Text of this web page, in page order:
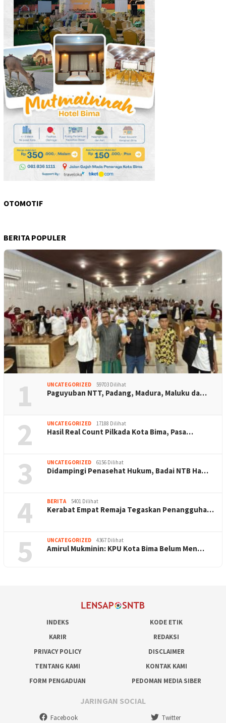
OTOMOTIF
BERITA POPULER
1 UNCATEGORIZED 59703 Dilihat
Paguyuban NTT, Padang, Madura, Maluku da…
2 UNCATEGORIZED 17188 Dilihat
Hasil Real Count Pilkada Kota Bima, Pasa…
3 UNCATEGORIZED 6156 Dilihat
Didampingi Penasehat Hukum, Badai NTB Ha…
4 BERITA 5401 Dilihat
Kerabat Empat Remaja Tegaskan Penangguha…
5 UNCATEGORIZED 4367 Dilihat
Amirul Mukminin: KPU Kota Bima Belum Men…
INDEKS
KODE ETIK
KARIR
REDAKSI
PRIVACY POLICY
DISCLAIMER
TENTANG KAMI
KONTAK KAMI
FORM PENGADUAN
PEDOMAN MEDIA SIBER
JARINGAN SOCIAL
Facebook Twitter